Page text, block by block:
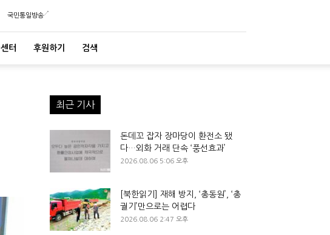
국민통일방송
터 후원하기 검색
최근 기사
돈데꼬 잡자 장마당이 환전소 됐
다…외화 거래 단속 ‘풍선효과’
2026.08.06 5:06 오후
[북한읽기] 재해 방지, ‘총동원’, ‘총
궐기’만으로는 어렵다
2026.08.06 2:47 오후